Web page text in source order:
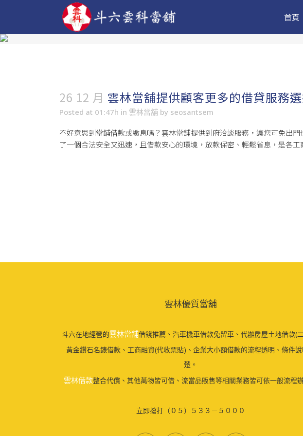
首頁
26 12 月 雲林當舖提供顧客更多的借貸服務
Posted at 01:47h in 雲林當舖 by seosantsem
不好意思到當鋪借款或繳息嗎？ 雲林當舖提供到府洽談服務，讓您可免出
了一個合法安全又迅速，且借款安心的環境，放款保密、輕鬆省息，是各工
雲林優質當舖
斗六在地經營的雲林當舖借錢推薦、汽車機車借款免留車、代辦房屋土地借款(
黃金鑽石名錶借款、工商融資(代收票貼)、企業大小額借款的流程透明、條件
楚。
雲林借款整合代償、其他萬物皆可借、流當品販售等相關業務皆可依一般流程
立即撥打（０５）５３３－５０００